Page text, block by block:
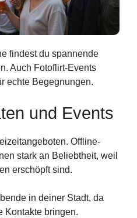
findest du spannende
Auch Fotoflirt-Events
echte Begegnungen.
und Events
Offline-
stark an Beliebtheit, weil
erschöpft sind.
in deiner Stadt, da
Kontakte bringen.